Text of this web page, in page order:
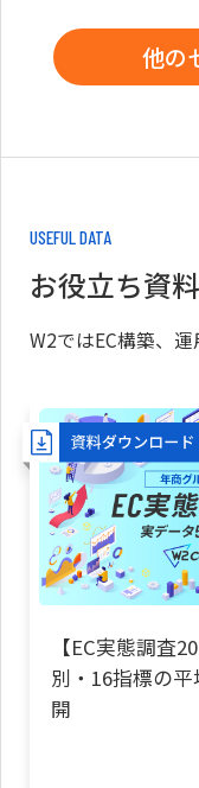
他の
USEFUL DATA
お役立ち資料
W2ではEC構築、
【EC実態調査
別・16指標の
開